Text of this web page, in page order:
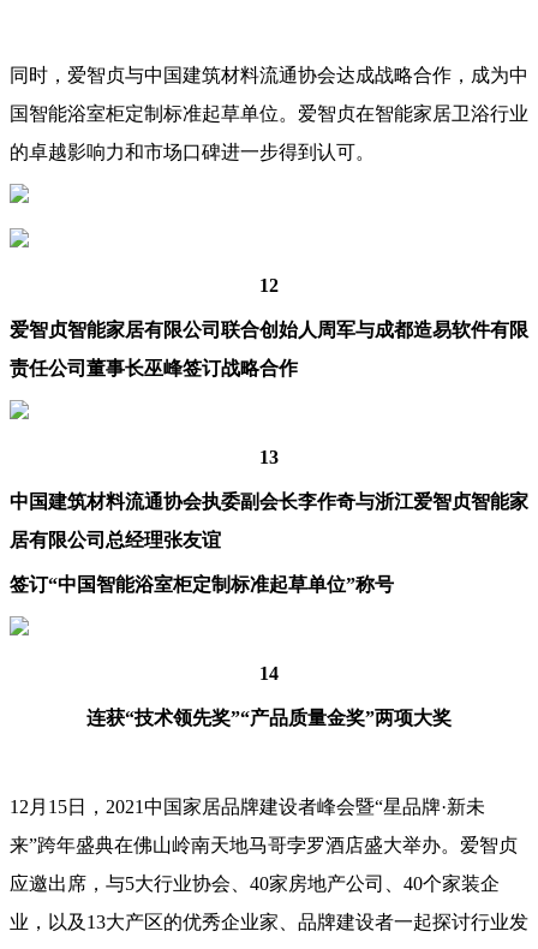
同时，爱智贞与中国建筑材料流通协会达成战略合作，成为中
国智能浴室柜定制标准起草单位。爱智贞在智能家居卫浴行业
的卓越影响力和市场口碑进一步得到认可。
12
爱智贞智能家居有限公司联合创始人周军与成都造易软件有限
责任公司董事长巫峰签订战略合作
13
中国建筑材料流通协会执委副会长李作奇与浙江爱智贞智能家
居有限公司总经理张友谊
签订“中国智能浴室柜定制标准起草单位”称号
14
连获“技术领先奖”“产品质量金奖”两项大奖
12月15日，2021中国家居品牌建设者峰会暨“星品牌·新未
来”跨年盛典在佛山岭南天地马哥孛罗酒店盛大举办。爱智贞
应邀出席，与5大行业协会、40家房地产公司、40个家装企
业，以及13大产区的优秀企业家、品牌建设者一起探讨行业发